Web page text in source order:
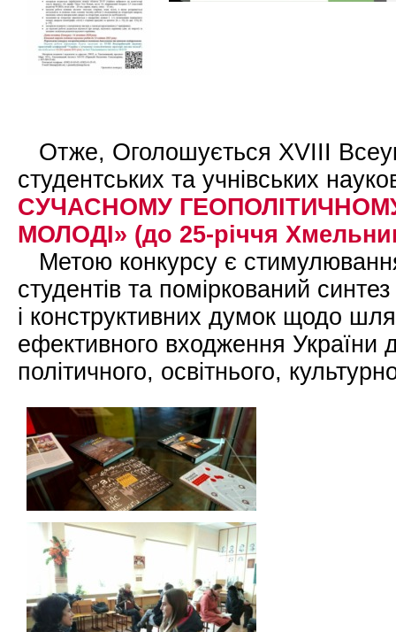
Отже, Оголошується ХVІІI
студентських та учнівських
СУЧАСНОМУ
МОЛОДІ» (до 25-річчя
Метою конкурсу є
студентів та поміркований
і конструктивних думок щодо
ефективного входження України
політичного, освітнього,